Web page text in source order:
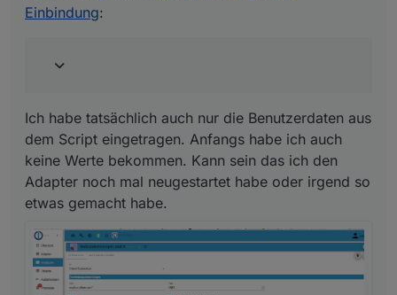
keine Werte bekommen. Kann sein das ich den
Adapter noch mal neugestartet habe oder irgend so
Auch ja und wichtig war noch folgende Einträge
selbst anzulegen.
Einbindung:
Ich habe tatsächlich auch nur die Benutzerdaten aus
dem Script eingetragen. Anfangs habe ich auch
keine Werte bekommen. Kann sein das ich den
Adapter noch mal neugestartet habe oder irgend so
etwas gemacht habe.